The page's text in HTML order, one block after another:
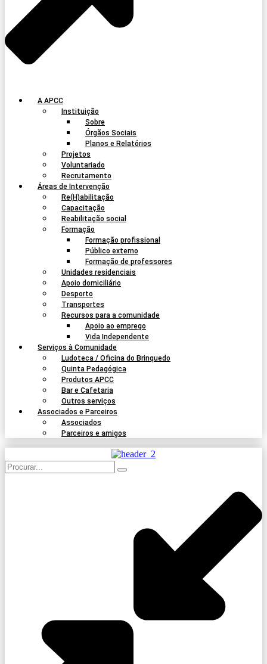
A APCC
Instituição
Sobre
Órgãos Sociais
Planos e Relatórios
Projetos
Voluntariado
Recrutamento
Áreas de Intervenção
Re(H)abilitação
Capacitação
Reabilitação social
Formação
Formação profissional
Público externo
Formação de professores
Unidades residenciais
Apoio domiciliário
Desporto
Transportes
Recursos para a comunidade
Apoio ao emprego
Vida Independente
Serviços à Comunidade
Ludoteca / Oficina do Brinquedo
Quinta Pedagógica
Produtos APCC
Bar e Cafetaria
Outros serviços
Associados e Parceiros
Associados
Parceiros e amigos